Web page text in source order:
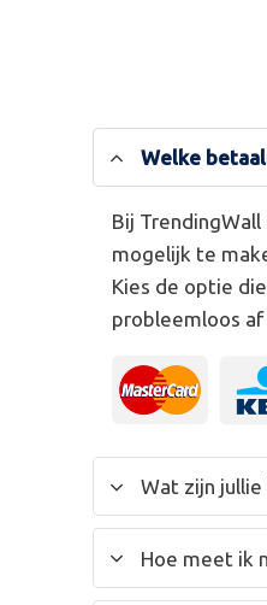
Welke
Bij
mogelijk te
Kies de optie
probleemloos
Wat zijn
Hoe meet ik